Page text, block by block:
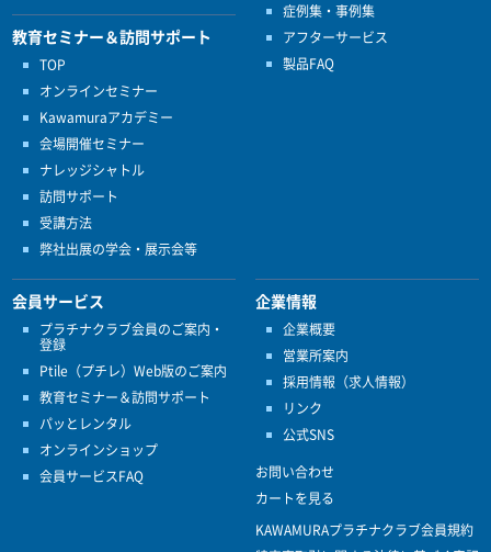
教育セミナー＆訪問サポート
TOP
オンラインセミナー
Kawamuraアカデミー
会場開催セミナー
ナレッジシャトル
訪問サポート
受講方法
弊社出展の学会・展示会等
症例集・事例集
アフターサービス
製品FAQ
会員サービス
プラチナクラブ会員のご案内・
登録
Ptile（プチレ）Web版のご案内
教育セミナー＆訪問サポート
パッとレンタル
オンラインショップ
会員サービスFAQ
企業情報
企業概要
営業所案内
採用情報（求人情報）
リンク
公式SNS
お問い合わせ
カートを見る
KAWAMURAプラチナクラブ会員規約